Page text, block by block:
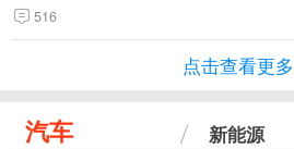
516
点击查看更多
汽车 新能源